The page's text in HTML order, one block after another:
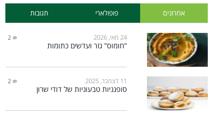
אחרונים פופולארי תגובות
24 מאי, 2026 2
"חומוס" גזר ועדשים כתומות
11 דצמבר, 2025 2
סופגניות טבעוניות של דודי שרון